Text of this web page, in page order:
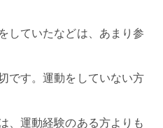
していたなどは、あまり参
です。運動をしていない方
、運動経験のある方よりも